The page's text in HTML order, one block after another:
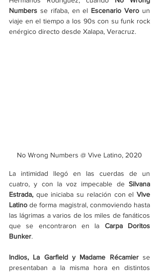
Numbers se rifaba, en el Escenario Vero un
viaje en el tiempo a los 90s con su funk rock
enérgico directo desde Xalapa, Veracruz.
No Wrong Numbers @ Vive Latino, 2020
La intimidad llegó en las cuerdas de un
cuatro, y con la voz impecable de Silvana
Estrada, que iniciaba su relación con el Vive
Latino de forma magistral, conmoviendo hasta
las lágrimas a varios de los miles de fanáticos
que se encontraron en la Carpa Doritos
Bunker.
Indios, La Garfield y Madame Récamier se
presentaban a la misma hora en distintos